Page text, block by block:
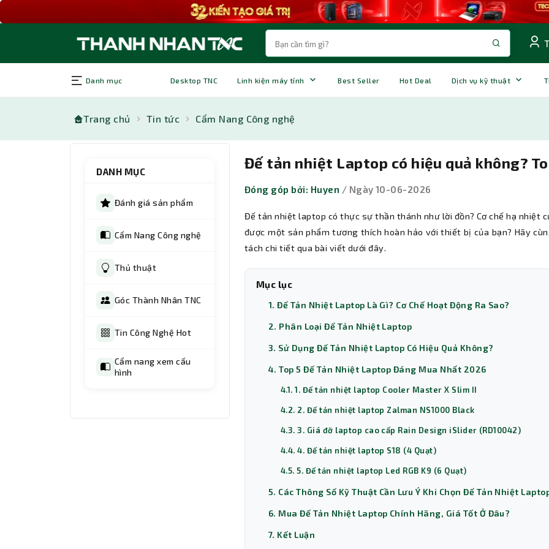
Danh mục Desktop TNC Linh kiện máy tính Best Seller Hot Deal Dịch vụ kỹ thuật
Trang chủ Tin tức Cẩm Nang Công nghệ
DANH MỤC
Đánh giá sản phẩm
Cẩm Nang Công nghệ
Thủ thuật
Góc Thành Nhân TNC
Tin Công Nghệ Hot
Cẩm nang xem cấu
hình
Đế tản nhiệt Laptop có hiệu quả không?
Đóng góp bởi: Huyen / Ngày 10-06-2026
Đế tản nhiệt laptop có thực sự thần thánh như lời đồn? Cơ chế hạ nhiệt
được một sản phẩm tương thích hoàn hảo với thiết bị của bạn? Hãy
tách chi tiết qua bài viết dưới đây.
Mục lục
1. Đế Tản Nhiệt Laptop Là Gì? Cơ Chế Hoạt Động Ra Sao?
2. Phân Loại Đế Tản Nhiệt Laptop
3. Sử Dụng Đế Tản Nhiệt Laptop Có Hiệu Quả Không?
4. Top 5 Đế Tản Nhiệt Laptop Đáng Mua Nhất 2026
4.1. 1. Đế tản nhiệt laptop Cooler Master X Slim II
4.2. 2. Đế tản nhiệt laptop Zalman NS1000 Black
4.3. 3. Giá đỡ laptop cao cấp Rain Design iSlider (RD10042)
4.4. 4. Đế tản nhiệt laptop S18 (4 Quạt)
4.5. 5. Đế tản nhiệt laptop Led RGB K9 (6 Quạt)
5. Các Thông Số Kỹ Thuật Cần Lưu Ý Khi Chọn Đế Tản Nhiệt
6. Mua Đế Tản Nhiệt Laptop Chính Hãng, Giá Tốt Ở Đâu?
7. Kết Luận